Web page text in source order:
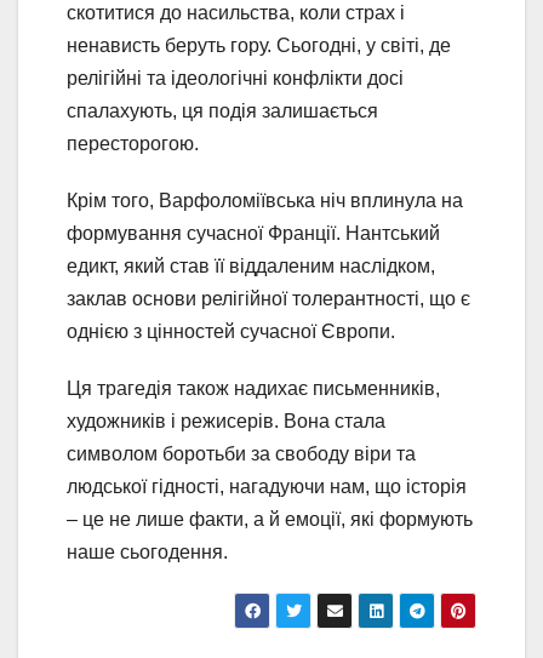
скотитися до насильства, коли страх і
ненависть беруть гору. Сьогодні, у світі, де
релігійні та ідеологічні конфлікти досі
спалахують, ця подія залишається
пересторогою.
Крім того, Варфоломіївська ніч вплинула на
формування сучасної Франції. Нантський
едикт, який став її віддаленим наслідком,
заклав основи релігійної толерантності, що є
однією з цінностей сучасної Європи.
Ця трагедія також надихає письменників,
художників і режисерів. Вона стала
символом боротьби за свободу віри та
людської гідності, нагадуючи нам, що історія
– це не лише факти, а й емоції, які формують
наше сьогодення.